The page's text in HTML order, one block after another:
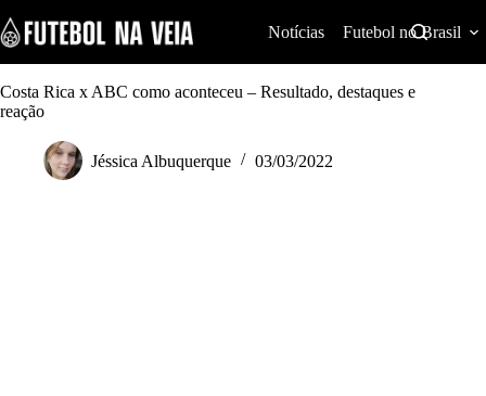
k
i
p
t
o
Notícias Futebol no Brasil
Costa Rica x ABC como aconteceu – Resultado, destaques e
reação
Jéssica Albuquerque 03/03/2022